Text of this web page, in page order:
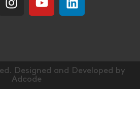
Designed and Developed by
Adcode